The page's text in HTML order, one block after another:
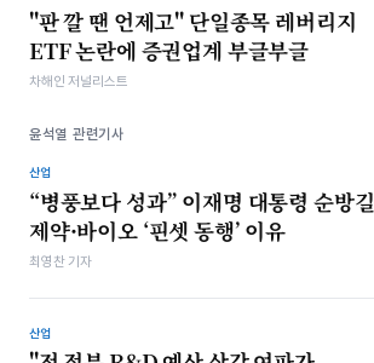
"판 깔 땐 언제고" 단일종목 레버리지
ETF 논란에 증권업계 부글부글
차해인 저널리스트
윤석열 관련기사
산업
“병풍보다 성과” 이재명 대통령 순방길
제약·바이오 ‘핀셋 동행’ 이유
최영찬 기자
산업